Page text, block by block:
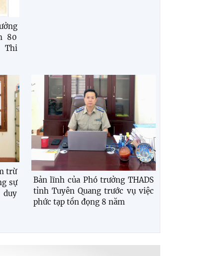
80
Thi
trừ
sự
duy
Bản lĩnh của Phó trưởng THADS
tỉnh Tuyên Quang trước vụ việc
phức tạp tồn đọng 8 năm